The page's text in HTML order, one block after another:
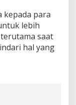
kepada para
lebih
saat
hal yang